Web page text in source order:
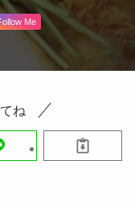
Me
ね